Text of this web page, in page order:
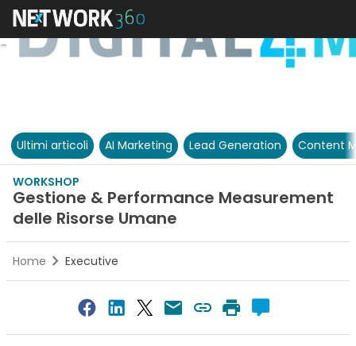
Ultimi articoli AI Marketing Lead Generation Content
WORKSHOP
Gestione & Performance Measurement
delle Risorse Umane
Home Executive